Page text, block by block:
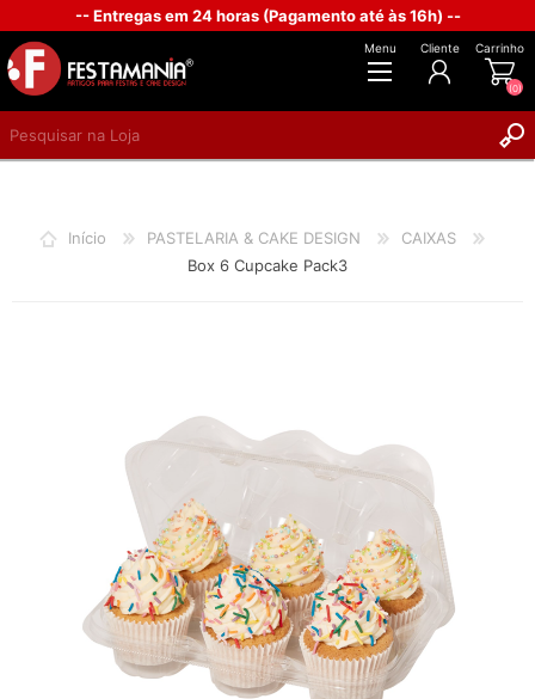
-- Entregas em 24 horas (Pagamento até às 16h) --
Menu Cliente Carrinho
(0)
Início PASTELARIA & CAKE DESIGN
CAIXAS
Box 6 Cupcake Pack3